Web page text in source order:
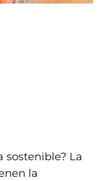
sostenible? La
la